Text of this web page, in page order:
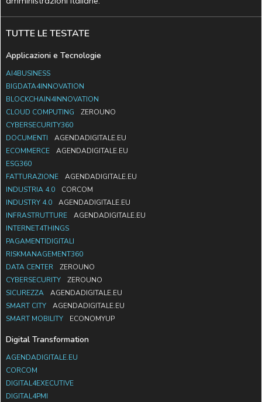
TUTTE LE TESTATE
Applicazioni e Tecnologie
AI4BUSINESS
BIGDATA4INNOVATION
BLOCKCHAIN4INNOVATION
CLOUD COMPUTING
ZEROUNO
CYBERSECURITY360
DOCUMENTI
AGENDADIGITALE.EU
ECOMMERCE
AGENDADIGITALE.EU
ESG360
FATTURAZIONE
AGENDADIGITALE.EU
INDUSTRIA 4.0
CORCOM
INDUSTRY 4.0
AGENDADIGITALE.EU
INFRASTRUTTURE
AGENDADIGITALE.EU
INTERNET4THINGS
PAGAMENTIDIGITALI
RISKMANAGEMENT360
DATA CENTER
ZEROUNO
CYBERSECURITY
ZEROUNO
SICUREZZA
AGENDADIGITALE.EU
SMART CITY
AGENDADIGITALE.EU
SMART MOBILITY
ECONOMYUP
Digital Transformation
AGENDADIGITALE.EU
CORCOM
DIGITAL4EXECUTIVE
DIGITAL4PMI